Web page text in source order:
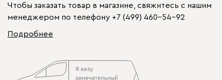
Чтобы заказать товар в магазине, свяжитесь с нашим
менеджером по телефону +7 (499) 460-54-92
Подробнее